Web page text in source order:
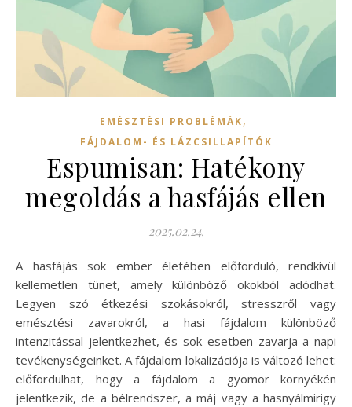
EMÉSZTÉSI PROBLÉMÁK,
FÁJDALOM- ÉS LÁZCSILLAPÍTÓK
Espumisan: Hatékony
megoldás a hasfájás ellen
2025.02.24.
A hasfájás sok ember életében előforduló, rendkívül
kellemetlen tünet, amely különböző okokból adódhat.
Legyen szó étkezési szokásokról, stresszről vagy
emésztési zavarokról, a hasi fájdalom különböző
intenzitással jelentkezhet, és sok esetben zavarja a napi
tevékenységeinket. A fájdalom lokalizációja is változó lehet:
előfordulhat, hogy a fájdalom a gyomor környékén
jelentkezik, de a bélrendszer, a máj vagy a hasnyálmirigy